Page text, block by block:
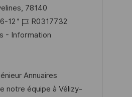
78140
12
J
o
I
D
R0317732
- Information
Annuaires
notre équipe à Vélizy-